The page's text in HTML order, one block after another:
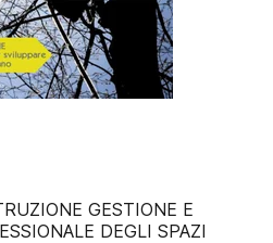
GESTIONE E
DEGLI SPAZI